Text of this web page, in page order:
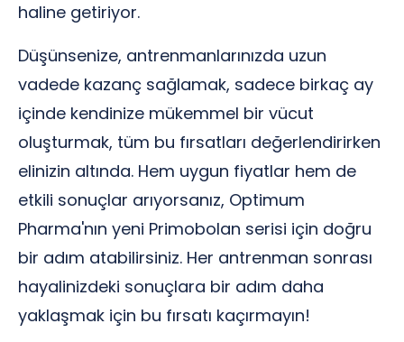
haline getiriyor.
Düşünsenize, antrenmanlarınızda uzun
vadede kazanç sağlamak, sadece birkaç ay
içinde kendinize mükemmel bir vücut
oluşturmak, tüm bu fırsatları değerlendirirken
elinizin altında. Hem uygun fiyatlar hem de
etkili sonuçlar arıyorsanız, Optimum
Pharma'nın yeni Primobolan serisi için doğru
bir adım atabilirsiniz. Her antrenman sonrası
hayalinizdeki sonuçlara bir adım daha
yaklaşmak için bu fırsatı kaçırmayın!